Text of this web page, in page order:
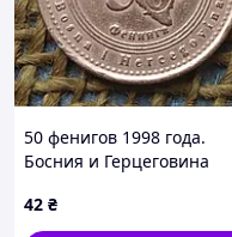
50 фенигов 1998 года.
Босния и Герцеговина
42 ₴